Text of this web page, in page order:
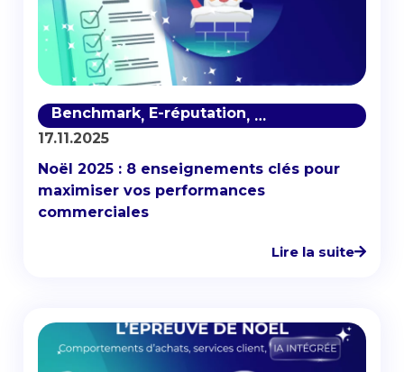
Benchmark, E-réputation,
17.11.2025
Noël 2025 : 8 enseignements clés pour
maximiser vos performances
commerciales
Lire la suite